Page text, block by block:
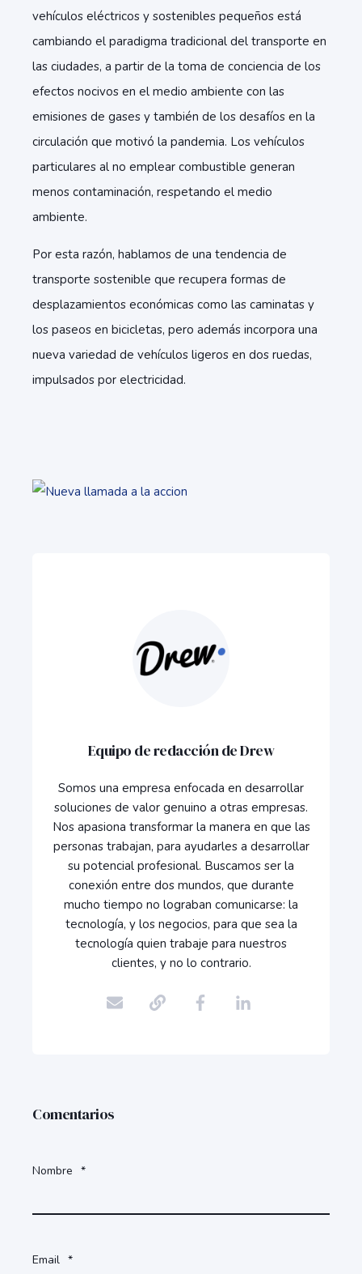
vehículos eléctricos y sostenibles pequeños está
cambiando el paradigma tradicional del transporte en
las ciudades, a partir de la toma de conciencia de los
efectos nocivos en el medio ambiente con las
emisiones de gases y también de los desafíos en la
circulación que motivó la pandemia. Los vehículos
particulares al no emplear combustible generan
menos contaminación, respetando el medio
ambiente.
Por esta razón, hablamos de una tendencia de
transporte sostenible que recupera formas de
desplazamientos económicas como las caminatas y
los paseos en bicicletas, pero además incorpora una
nueva variedad de vehículos ligeros en dos ruedas,
impulsados por electricidad.
Equipo de redacción de Drew
Somos una empresa enfocada en desarrollar
soluciones de valor genuino a otras empresas.
Nos apasiona transformar la manera en que las
personas trabajan, para ayudarles a desarrollar
su potencial profesional. Buscamos ser la
conexión entre dos mundos, que durante
mucho tiempo no lograban comunicarse: la
tecnología, y los negocios, para que sea la
tecnología quien trabaje para nuestros
clientes, y no lo contrario.
Comentarios
Nombre *
Email *